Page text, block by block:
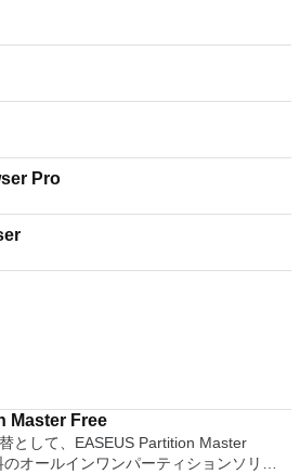
Pro
Master Free
として、EASEUS Partition Master
オールインワンパーティションソリュ